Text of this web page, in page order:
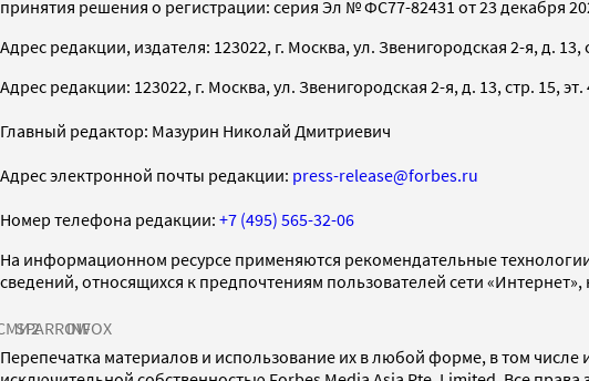
принятия решения о регистрации: серия Эл № ФС77-82431 от 23 декабря
Адрес редакции, издателя: 123022, г. Москва, ул. Звенигородская 2-я, д. 13,
Адрес редакции: 123022, г. Москва, ул. Звенигородская 2-я, д. 13, стр. 15, эт.
Главный редактор: Мазурин Николай Дмитриевич
Адрес электронной почты редакции: press-release@forbes.ru
Номер телефона редакции: +7 (495) 565-32-06
На информационном ресурсе применяются рекомендательные
сведений, относящихся к предпочтениям пользователей сети
SPARROWINFOX
Перепечатка материалов и использование их в любой форме, в том